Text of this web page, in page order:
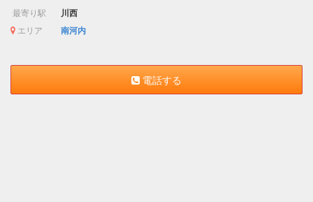
最寄り駅 川西
エリア 南河内
電話する